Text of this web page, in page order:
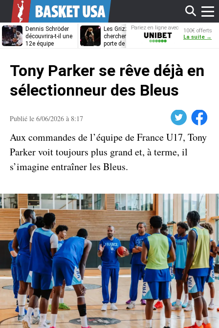
Dennis Schröder
découvrira-t-il une
12e équipe
Les Grizzlies
cherchent déjà une
porte de sortie
Dwane Casey
bientôt coach
Pariez en ligne avec
Unibet
100€ offerts
La suite →
Tony Parker se rêve déjà en
sélectionneur des Bleus
Publié le 6/06/2026 à 8:17 Facebook
Aux commandes de l’équipe de France U17, Tony
Parker voit toujours plus grand et, à terme, il
s’imagine entraîner les Bleus.